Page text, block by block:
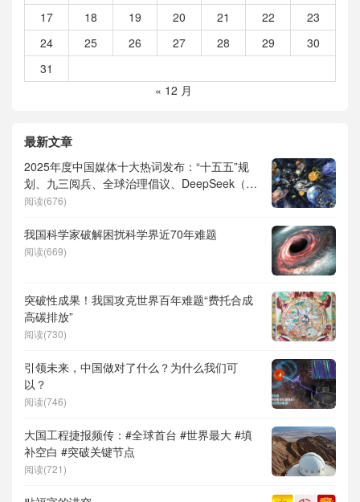
17
18 19 20 21 22
23
24
25 26 27 28 29
30
31
« 12 月
最新文章
2025年度中国媒体十大热词发布：“十五五”规
划、九三阅兵、全球治理倡议、DeepSeek（深
度求索）、人形机器人、苏超、票根经济、育
阅读(676)
我国科学家破解困扰科学界近70年难题
阅读(669)
突破性成果！我国攻克世界百年难题“费托合成
高碳排放”
阅读(730)
引领未来，中国做对了什么？为什么我们可
以？
阅读(746)
大国工程捷报频传：#全球首台 #世界最大 #填
补空白 #突破关键节点
阅读(721)